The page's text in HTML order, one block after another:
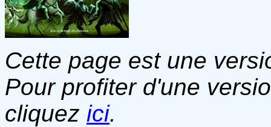
Cette page est une
Pour profiter d'une
cliquez ici.